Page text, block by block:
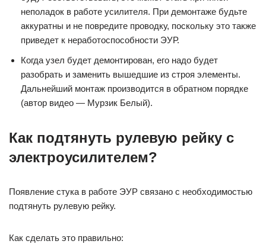
неполадок в работе усилителя. При демонтаже будьте
аккуратны и не повредите проводку, поскольку это также
приведет к неработоспособности ЭУР.
Когда узел будет демонтирован, его надо будет
разобрать и заменить вышедшие из строя элементы.
Дальнейший монтаж производится в обратном порядке
(автор видео — Мурзик Белый).
Как подтянуть рулевую рейку с
электроусилителем?
Появление стука в работе ЭУР связано с необходимостью
подтянуть рулевую рейку.
Как сделать это правильно: